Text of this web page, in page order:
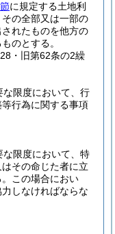
に規定する土地利
の全部又は一部の
れたものを他方の
のとする。
・旧第62条の2繰
限度において、行
行為に関する事項
限度において、特
その命じた者に立
この場合におい
しなければならな